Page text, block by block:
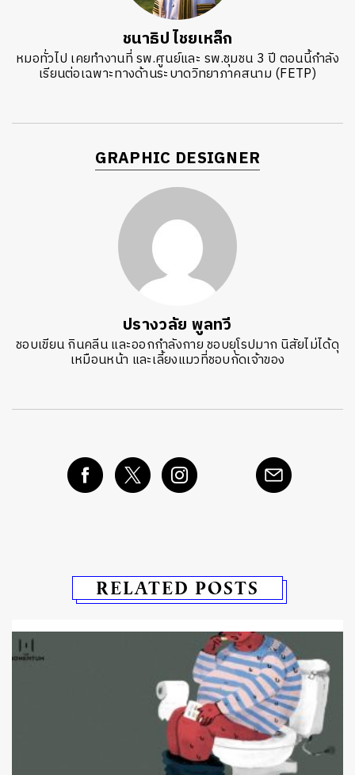
ชนาธิป ไชยเหล็ก
หมอทั่วไป เคยทำงานที่ รพ.ศูนย์และ รพ.ชุมชน 3 ปี ตอนนี้กำลัง
เรียนต่อเฉพาะทางด้านระบาดวิทยาภาคสนาม (FETP)
GRAPHIC DESIGNER
ปรางวลัย พูลทวี
ชอบเขียน กินคลีน และออกกำลังกาย ชอบยุโรปมาก นิสัยไม่ได้ดุ
เหมือนหน้า และเลี้ยงแมวที่ชอบกัดเจ้าของ
RELATED POSTS